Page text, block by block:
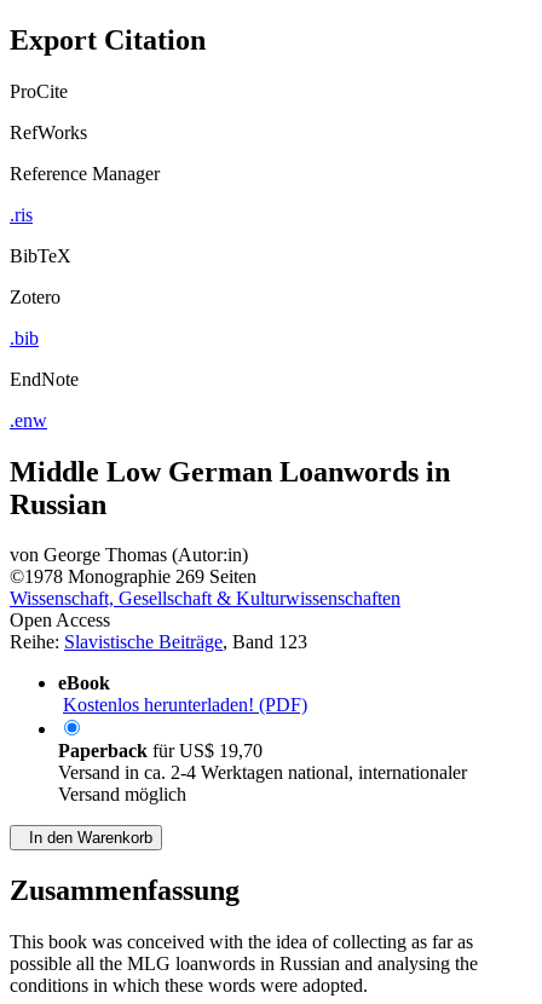
Export Citation
ProCite
RefWorks
Reference Manager
.ris
BibTeX
Zotero
.bib
EndNote
.enw
Middle Low German Loanwords in
Russian
von George Thomas (Autor:in)
©1978 Monographie 269 Seiten
Wissenschaft, Gesellschaft & Kulturwissenschaften
Open Access
Reihe: Slavistische Beiträge, Band 123
eBook
Kostenlos herunterladen! (PDF)
Paperback fürUS$ 19,70
Versand in ca. 2-4 Werktagen national, internationaler
Versand möglich
In den Warenkorb
Zusammenfassung
This book was conceived with the idea of collecting as far as
possible all the MLG loanwords in Russian and analysing the
conditions in which these words were adopted.